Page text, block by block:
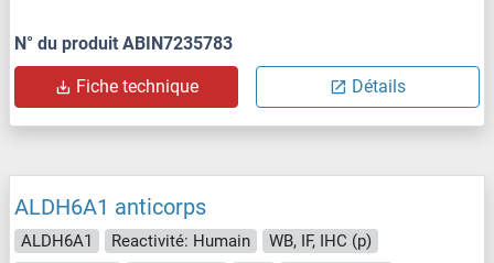
N° du produit ABIN7235783
Fiche technique Détails
ALDH6A1 anticorps
ALDH6A1 Reactivité: Humain
WB, IF, IHC (p)